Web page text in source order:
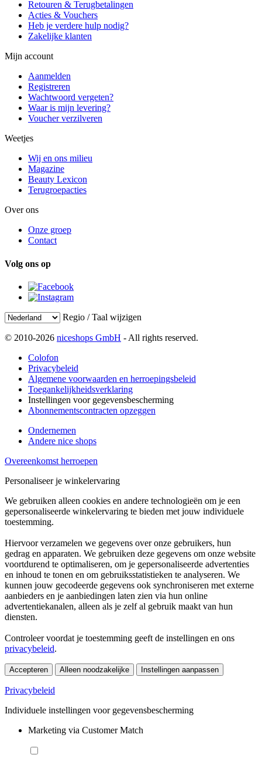
Retouren & Terugbetalingen
Acties & Vouchers
Heb je verdere hulp nodig?
Zakelijke klanten
Mijn account
Aanmelden
Registreren
Wachtwoord vergeten?
Waar is mijn levering?
Voucher verzilveren
Weetjes
Wij en ons milieu
Magazine
Beauty Lexicon
Terugroepacties
Over ons
Onze groep
Contact
Volg ons op
Regio / Taal wijzigen
© 2010-2026 niceshops GmbH - All rights reserved.
Colofon
Privacybeleid
Algemene voorwaarden en herroepingsbeleid
Toegankelijkheidsverklaring
Instellingen voor gegevensbescherming
Abonnementscontracten opzeggen
Ondernemen
Andere nice shops
Overeenkomst herroepen
Personaliseer je winkelervaring
We gebruiken alleen cookies en andere technologieën om je een
gepersonaliseerde winkelervaring te bieden met jouw individuele
toestemming.
Hiervoor verzamelen we gegevens over onze gebruikers, hun
gedrag en apparaten. We gebruiken deze gegevens om onze website
voortdurend te optimaliseren, om je gepersonaliseerde advertenties
en inhoud te tonen en om gebruiksstatistieken te analyseren. We
kunnen jouw gecodeerde gegevens ook synchroniseren met externe
aanbieders en je aanbiedingen laten zien via hun online
advertentiekanalen, alleen als je zelf al gebruik maakt van hun
diensten.
Controleer voordat je toestemming geeft de instellingen en ons
privacybeleid.
Accepteren Alleen noodzakelijke Instellingen aanpassen
Privacybeleid
Individuele instellingen voor gegevensbescherming
Marketing via Customer Match